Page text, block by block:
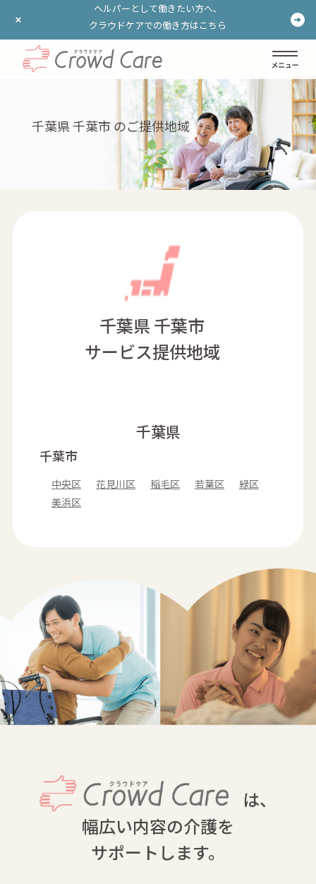
ヘルパーとして働きたい方へ、
クラウドケアでの働き方はこちら
ヘルパーとして働きたい方へ、
クラウドケアでの働き方はこちら
千葉県 千葉市 のご提供地域
千葉県 千葉市
サービス提供地域
千葉県
千葉市
中央区 花見川区 稲毛区 若葉区
緑区
美浜区
は、
幅広い内容の介護を
サポートします。